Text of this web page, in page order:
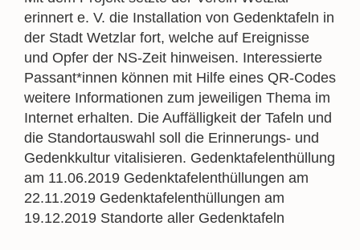
erinnert e. V. die Installation von Gedenktafeln in
der Stadt Wetzlar fort, welche auf Ereignisse
und Opfer der NS-Zeit hinweisen. Interessierte
Passant*innen können mit Hilfe eines QR-Codes
weitere Informationen zum jeweiligen Thema im
Internet erhalten. Die Auffälligkeit der Tafeln und
die Standortauswahl soll die Erinnerungs- und
Gedenkkultur vitalisieren. Gedenktafelenthüllung
am 11.06.2019 Gedenktafelenthüllungen am
22.11.2019 Gedenktafelenthüllungen am
19.12.2019 Standorte aller Gedenktafeln